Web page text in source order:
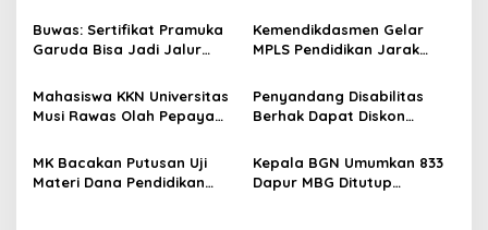
o
Digital
Lewat Literasi
Buwas: Sertifikat Pramuka
Garuda Bisa Jadi Jalur
dan Perguruan Tinggi
Kemendikdasmen Gelar
MPLS Pendidikan Jarak
Kemandirian Belajar
Mahasiswa KKN Universitas
Musi Rawas Olah Pepaya
Jual Tinggi, Dorong UMKM
Desa Air Satan
Penyandang Disabilitas
Berhak Dapat Diskon
Biaya Sekolah dan Kuliah
MK Bacakan Putusan Uji
Materi Dana Pendidikan
Kepala BGN Umumkan 833
Dapur MBG Ditutup